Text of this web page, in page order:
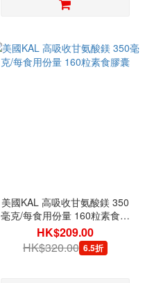
美國KAL 高吸收甘氨酸鎂 350
毫克/每食用份量 160粒素食膠
囊
HK$209.00
HK$320.00 6.5折